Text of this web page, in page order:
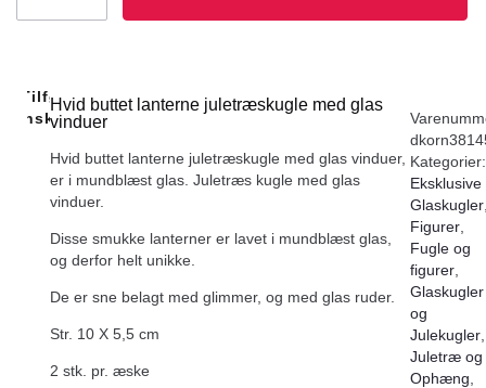
Tilføj Til
Ønskeliste
Hvid buttet lanterne juletræskugle med glas
vinduer
Hvid buttet lanterne juletræskugle med glas vinduer,
er i mundblæst glas. Juletræs kugle med glas
vinduer.
Disse smukke lanterner er lavet i mundblæst glas,
og derfor helt unikke.
De er sne belagt med glimmer, og med glas ruder.
Str. 10 X 5,5 cm
2 stk. pr. æske
Kategorier:
Eksklusive
Glaskugler
Figurer,
Fugle og
figurer,
Glaskugler
og
Julekugler,
Juletræ og
Ophæng